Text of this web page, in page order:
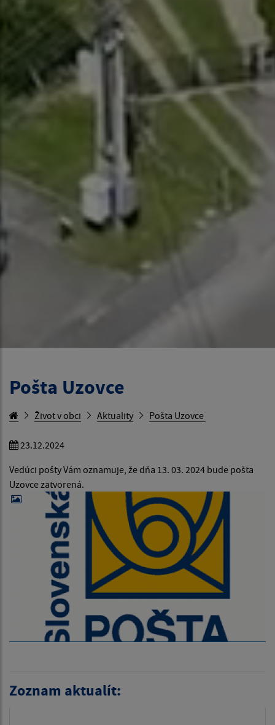
Pošta Uzovce
Život v obci Aktuality Pošta Uzovce
23.12.2024
Vedúci pošty Vám oznamuje, že dňa 13. 03. 2024 bude pošta
Uzovce zatvorená.
Zoznam aktualít: